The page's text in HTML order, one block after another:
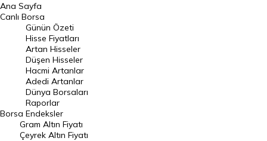
BIST 100 Hisseleri
En Çok Artan Hisseler
En Çok Düşen Hisseler
Hacmi Artanlar
Geçmiş Kapanışlar
Dünya Borsaları
Raporlar
Ana Sayfa
Canlı Borsa
Borsa
Günün Özeti
Hisse Fiyatları
Artan Hisseler
Düşen Hisseler
Hacmi Artanlar
Adedi Artanlar
Dünya Borsaları
Raporlar
Endeksler
Gram Altın Fiyatı
Çeyrek Altın Fiyatı